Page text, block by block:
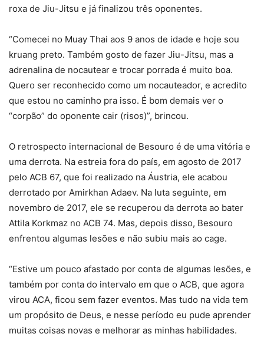
roxa de Jiu-Jitsu e já finalizou três oponentes.
“Comecei no Muay Thai aos 9 anos de idade e hoje sou
kruang preto. Também gosto de fazer Jiu-Jitsu, mas a
adrenalina de nocautear e trocar porrada é muito boa.
Quero ser reconhecido como um nocauteador, e acredito
que estou no caminho pra isso. É bom demais ver o
“corpão” do oponente cair (risos)”, brincou.
O retrospecto internacional de Besouro é de uma vitória e
uma derrota. Na estreia fora do país, em agosto de 2017
pelo ACB 67, que foi realizado na Áustria, ele acabou
derrotado por Amirkhan Adaev. Na luta seguinte, em
novembro de 2017, ele se recuperou da derrota ao bater
Attila Korkmaz no ACB 74. Mas, depois disso, Besouro
enfrentou algumas lesões e não subiu mais ao cage.
“Estive um pouco afastado por conta de algumas lesões, e
também por conta do intervalo em que o ACB, que agora
virou ACA, ficou sem fazer eventos. Mas tudo na vida tem
um propósito de Deus, e nesse período eu pude aprender
muitas coisas novas e melhorar as minhas habilidades.